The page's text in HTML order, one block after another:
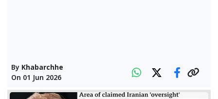
By Khabarchhe
On 01 Jun 2026